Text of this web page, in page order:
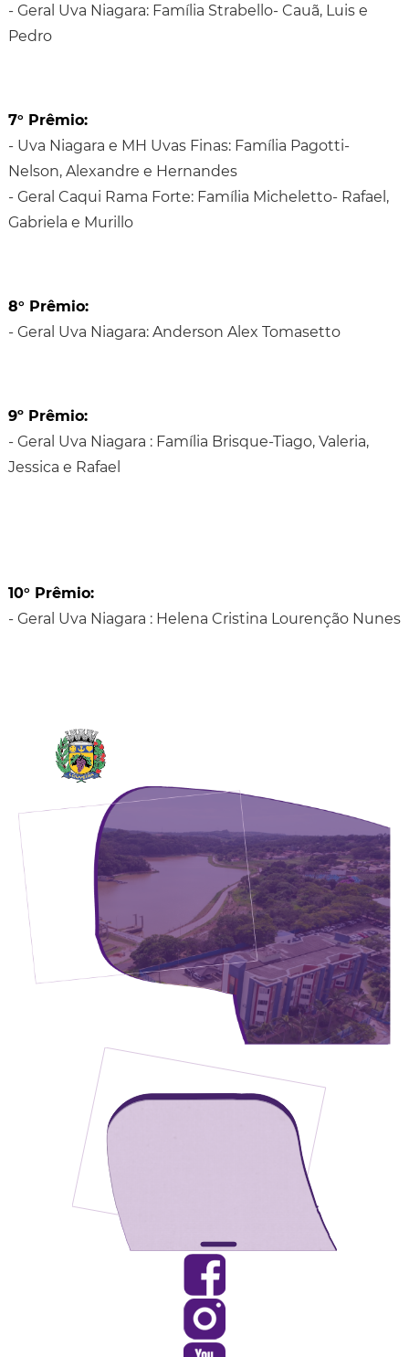
- Geral Uva Niagara: Família Strabello- Cauã, Luis e
Pedro
7° Prêmio:
- Uva Niagara e MH Uvas Finas: Família Pagotti-
Nelson, Alexandre e Hernandes
- Geral Caqui Rama Forte: Família Micheletto- Rafael,
Gabriela e Murillo
8° Prêmio:
- Geral Uva Niagara: Anderson Alex Tomasetto
9º Prêmio:
- Geral Uva Niagara : Família Brisque-Tiago, Valeria,
Jessica e Rafael
10° Prêmio:
- Geral Uva Niagara : Helena Cristina Lourenção Nunes